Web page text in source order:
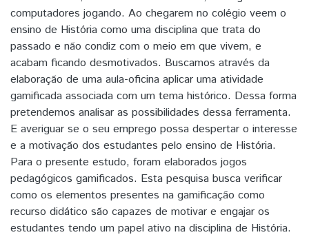
computadores jogando. Ao chegarem no colégio veem o
ensino de História como uma disciplina que trata do
passado e não condiz com o meio em que vivem, e
acabam ficando desmotivados. Buscamos através da
elaboração de uma aula-oficina aplicar uma atividade
gamificada associada com um tema histórico. Dessa forma
pretendemos analisar as possibilidades dessa ferramenta.
E averiguar se o seu emprego possa despertar o interesse
e a motivação dos estudantes pelo ensino de História.
Para o presente estudo, foram elaborados jogos
pedagógicos gamificados. Esta pesquisa busca verificar
como os elementos presentes na gamificação como
recurso didático são capazes de motivar e engajar os
estudantes tendo um papel ativo na disciplina de História.